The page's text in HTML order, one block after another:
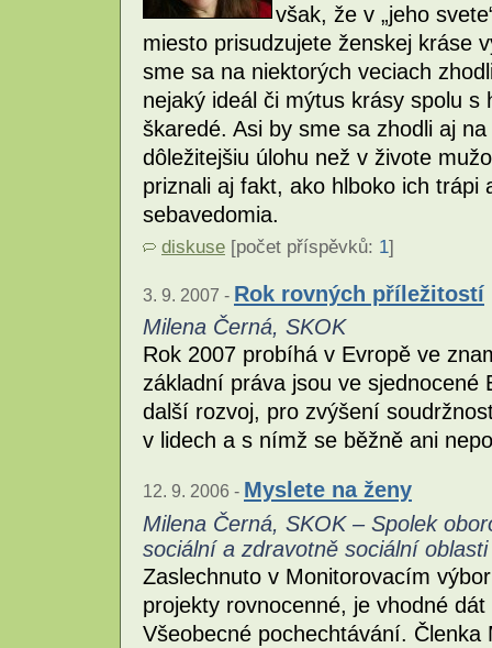
však, že v „jeho
miesto prisudzujete ženskej kráse
sme sa na niektorých veciach
nejaký ideál či mýtus krásy spolu
škaredé. Asi by sme sa zhodli aj
dôležitejšiu úlohu než v živote
priznali aj fakt, ako hlboko ich
sebavedomia.
diskuse [počet příspěvků: 1]
3. 9. 2007 - Rok rovných příležitostí
Milena Černá, SKOK
Rok 2007 probíhá v Evropě ve
základní práva jsou ve sjednocené
další rozvoj, pro zvýšení
v lidech a s nímž se běžně ani
12. 9. 2006 - Myslete na ženy
Milena Černá, SKOK – Spolek
sociální a zdravotně sociální oblasti
Zaslechnuto v Monitorovacím
projekty rovnocenné, je vhodné
Všeobecné pochechtávání. Členka